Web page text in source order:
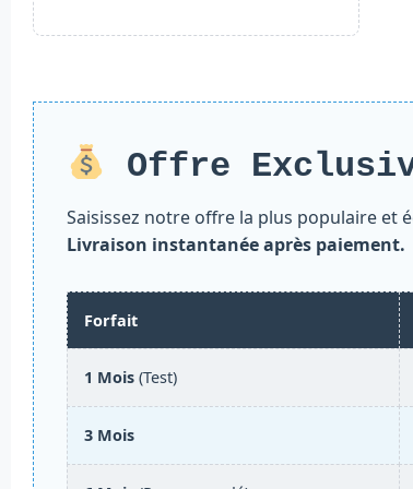
Offre
Saisissez notre offre la plus populaire et
Livraison instantanée après paiement.
Forfait
1 Mois (Test)
3 Mois